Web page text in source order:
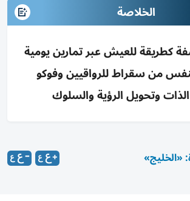
الخلاصة
كطريقة للعيش عبر تمارين يومية
من سقراط للرواقيين وفوكو
وتحويل الرؤية والسلوك
«الخليج»